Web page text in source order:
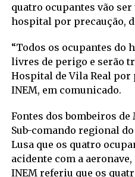
quatro ocupantes vão
hospital por precaução,
“Todos os ocupantes do
livres de perigo e serão
Hospital de Vila Real por
INEM, em comunicado.
Fontes dos bombeiros de
Sub-comando regional
Lusa que os quatro
acidente com a
INEM referiu que os